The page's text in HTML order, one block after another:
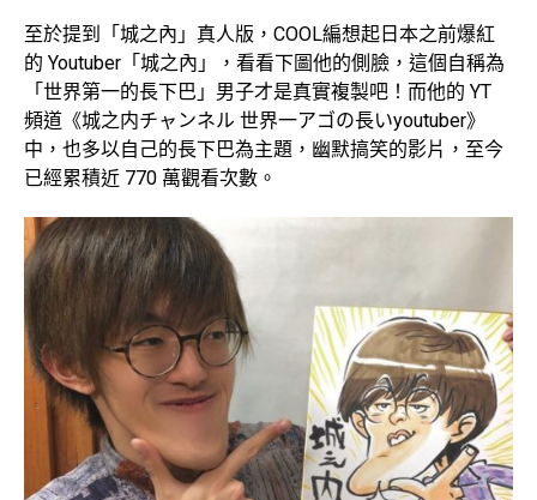
至於提到「城之內」真人版，COOL編想起日本之前爆紅
的 Youtuber「城之內」，看看下圖他的側臉，這個自稱為
「世界第一的長下巴」男子才是真實複製吧！而他的 YT
頻道《城之内チャンネル 世界一アゴの長いyoutuber》
中，也多以自己的長下巴為主題，幽默搞笑的影片，至今
已經累積近 770 萬觀看次數。